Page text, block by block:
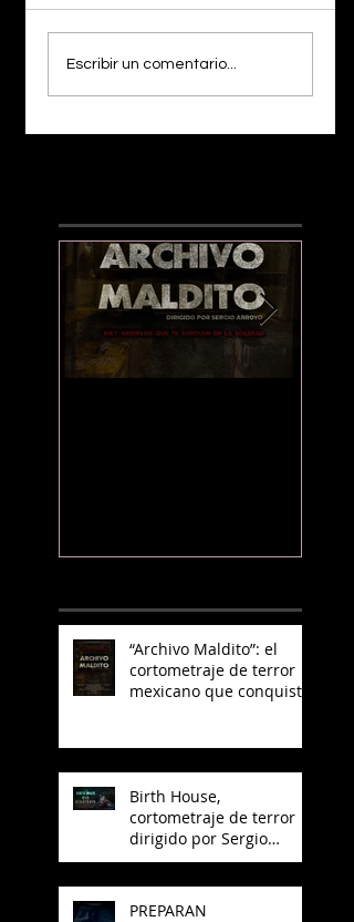
Escribir un comentario...
YouTube
“Archivo Maldito”: el
cortometraje de terror
mexicano que conquista
Birth House,
cortometraje de terror
dirigido por Sergio
Arroyo, es seleccionado
Film Project México
PREPARAN